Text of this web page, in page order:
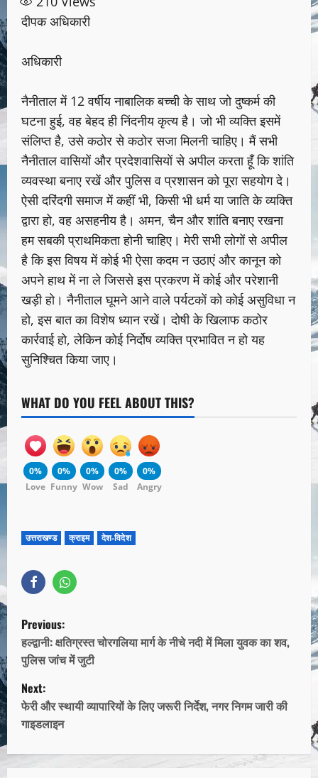
दीपक अधिकारी
अधिकारी
नैनीताल में 12 वर्षीय नाबालिक बच्ची के साथ जो दुष्कर्म की
घटना हुई, वह बेहद ही निंदनीय कृत्य है। जो भी व्यक्ति इसमें
संलिप्त है, उसे कठोर से कठोर सजा मिलनी चाहिए। मैं सभी
नैनीताल वासियों और प्रदेशवासियों से अपील करता हूँ कि शांति
व्यवस्था बनाए रखें और पुलिस व प्रशासन को पूरा सहयोग दे।
ऐसी दरिंदगी समाज में कहीं भी, किसी भी धर्म या जाति के व्यक्ति
द्वारा हो, वह असहनीय है। अमन, चैन और शांति बनाए रखना
हम सबकी प्राथमिकता होनी चाहिए। मेरी सभी लोगों से अपील
है कि इस विषय में कोई भी ऐसा कदम न उठाएं और कानून को
अपने हाथ में ना ले जिससे इस प्रकरण में कोई और परेशानी
खड़ी हो। नैनीताल घूमने आने वाले पर्यटकों को कोई असुविधा न
हो, इस बात का विशेष ध्यान रखें। दोषी के खिलाफ कठोर
कार्रवाई हो, लेकिन कोई निर्दोष व्यक्ति प्रभावित न हो यह
सुनिश्चित किया जाए।
WHAT DO YOU FEEL ABOUT THIS?
0%
Love
0%
Funny
0%
Wow
0%
Sad
0%
Angry
उत्तराखण्ड क्राइम देश-विदेश
Previous:
हल्द्वानी: क्षतिग्रस्त चोरगलिया मार्ग के नीचे नदी में मिला युवक का शव,
पुलिस जांच में जुटी
Next:
फेरी और स्थायी व्यापारियों के लिए जरूरी निर्देश, नगर निगम जारी की
गाइडलाइन